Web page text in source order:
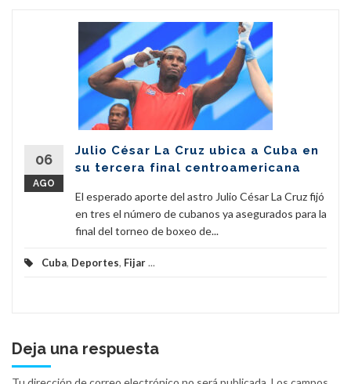
06
AGO
Julio César La Cruz ubica a Cuba en
su tercera final centroamericana
El esperado aporte del astro Julio César La Cruz fijó
en tres el número de cubanos ya asegurados para la
final del torneo de boxeo de...
Cuba, Deportes, Fijar...
Deja una respuesta